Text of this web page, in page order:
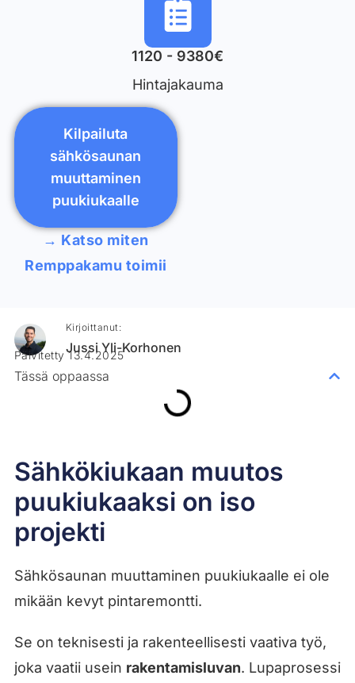
1120 - 9380€
Hintajakauma
Kilpailuta
sähkösaunan
muuttaminen
puukiukaalle
→ Katso miten
Remppakamu toimii
Sähkökiukaan muutos
puukiukaaksi on iso
projekti
Sähkösaunan muuttaminen puukiukaalle ei ole
mikään kevyt pintaremontti.
Se on teknisesti ja rakenteellisesti vaativa työ,
joka vaatii usein rakentamisluvan. Lupaprosessi
Kirjoittanut:
Jussi Yli-Korhonen
Päivitetty 13.4.2025
Tässä oppaassa